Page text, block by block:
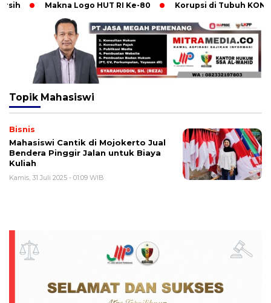
Makna Logo HUT RI Ke-80 Korupsi di Tubuh KONI
Topik Mahasiswi
Bisnis
Mahasiswi Cantik di Mojokerto Jual
Bendera Pinggir Jalan untuk Biaya
Kuliah
Kamis, 31 Juli 2025 - 01:09 WIB